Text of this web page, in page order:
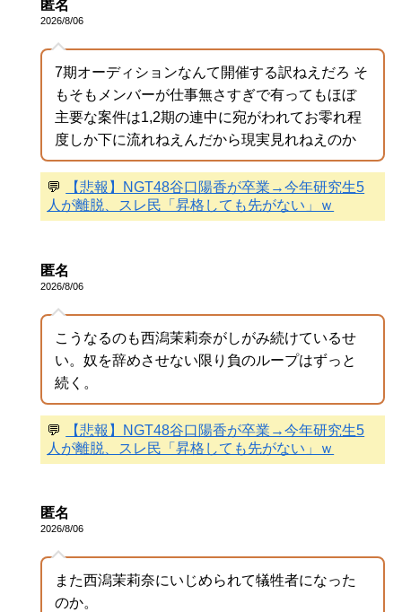
匿名
2026/8/06
7期オーディションなんて開催する訳ねえだろ そ
もそもメンバーが仕事無さすぎで有ってもほぼ
主要な案件は1,2期の連中に宛がわれてお零れ程
度しか下に流れねえんだから現実見れねえのか
💬
【悲報】NGT48谷口陽香が卒業→今年研究生5
人が離脱、スレ民「昇格しても先がない」ｗ
匿名
2026/8/06
こうなるのも西潟茉莉奈がしがみ続けているせ
い。奴を辞めさせない限り負のループはずっと
続く。
💬
【悲報】NGT48谷口陽香が卒業→今年研究生5
人が離脱、スレ民「昇格しても先がない」ｗ
匿名
2026/8/06
また西潟茉莉奈にいじめられて犠牲者になった
のか。